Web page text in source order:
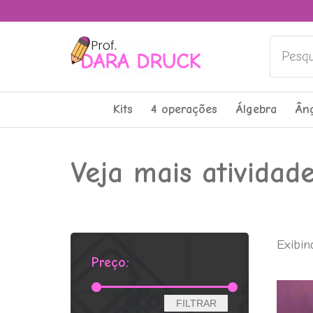
Kits 4 operações Álgebra
Veja mais
Preço:
FILTRAR